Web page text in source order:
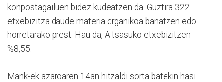
konpostagailuen bidez kudeatzen da. Guztira 322
etxebizitza daude materia organikoa banatzen edo
horretarako prest. Hau da, Altsasuko etxebizitzen
%8,55.
Mank-ek azaroaren 14an hitzaldi sorta batekin hasi